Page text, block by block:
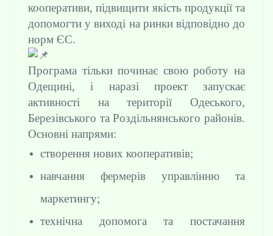
кооперативи, підвищити якість продукції та
допомогти у виході на ринки відповідно до
норм ЄС.
Програма тільки починає свою роботу на
Одещині, і наразі проект запускає
активності на території Одеського,
Березівського та Роздільнянського районів.
Основні напрями:
створення нових кооперативів;
навчання фермерів управлінню та
маркетингу;
технічна допомога та постачання